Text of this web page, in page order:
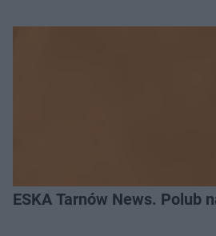
ESKA Tarnów News. Polub